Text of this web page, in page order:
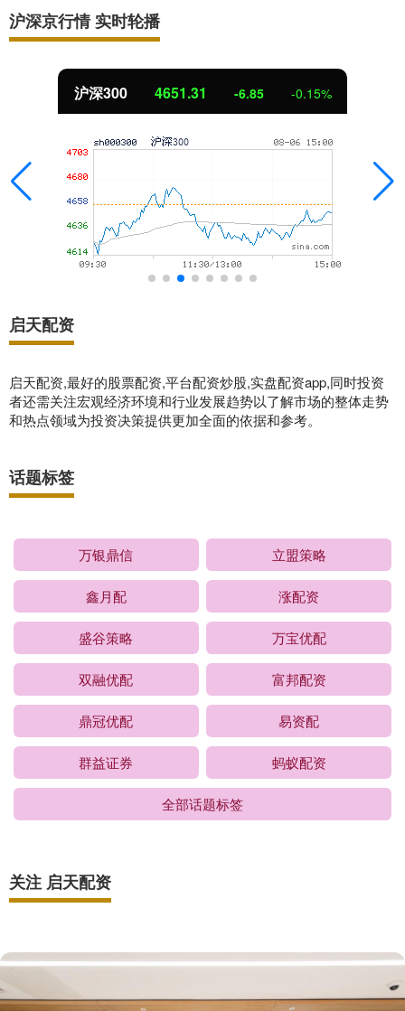
沪深京行情 实时轮播
沪深300 4651.31 -6.85 -0.15%
启天配资
启天配资,最好的股票配资,平台配资炒股,实盘配资app,同时投资
者还需关注宏观经济环境和行业发展趋势以了解市场的整体走势
和热点领域为投资决策提供更加全面的依据和参考。
话题标签
万银鼎信 立盟策略
鑫月配 涨配资
盛谷策略 万宝优配
双融优配 富邦配资
鼎冠优配 易资配
群益证券 蚂蚁配资
全部话题标签
关注 启天配资